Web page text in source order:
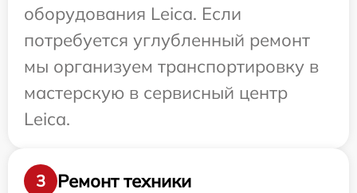
оборудования Leica. Если
потребуется углубленный ремонт
мы организуем транспортировку в
мастерскую в сервисный центр
Leica.
3
Ремонт техники